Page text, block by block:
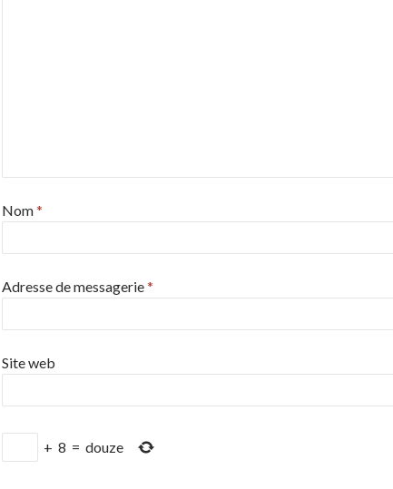
Nom*
Adresse de messagerie*
Site web
+ 8 = douze